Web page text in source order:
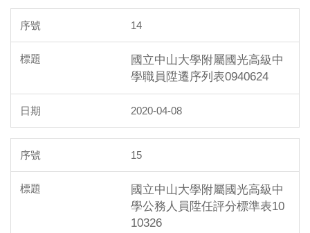
14
國立中山大學附屬國光高級中
學職員陞遷序列表0940624
2020-04-08
15
國立中山大學附屬國光高級中
學公務人員陞任評分標準表10
10326